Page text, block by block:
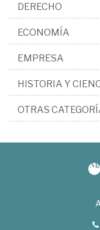
DERECHO
ECONOMÍA
EMPRESA
HISTORIA Y
OTRAS